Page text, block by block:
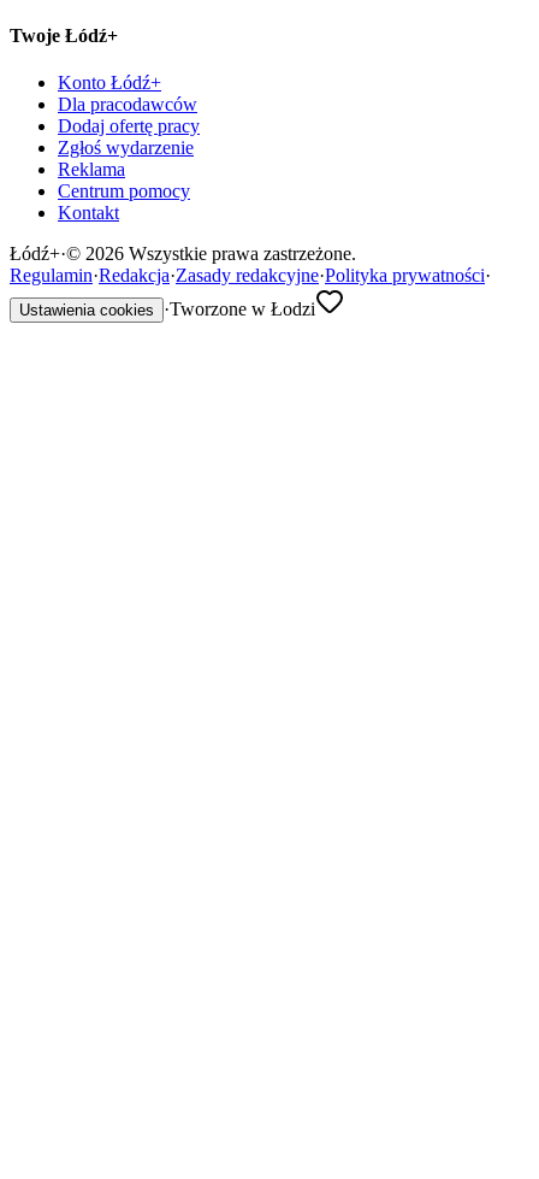
Twoje Łódź+
Konto Łódź+
Dla pracodawców
Dodaj ofertę pracy
Zgłoś wydarzenie
Reklama
Centrum pomocy
Kontakt
Łódź+·© 2026 Wszystkie prawa zastrzeżone.
Regulamin·Redakcja·Zasady redakcyjne·Polityka prywatności·
Ustawienia cookies ·Tworzone w Łodzi